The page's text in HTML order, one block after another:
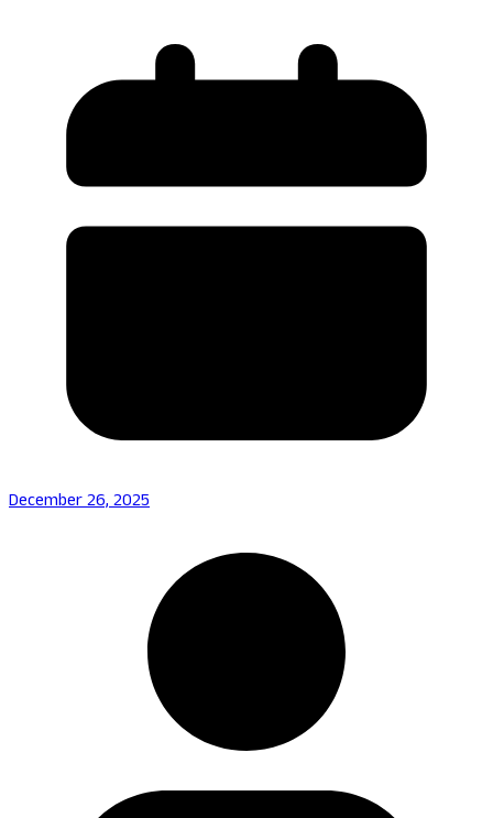
December 26, 2025